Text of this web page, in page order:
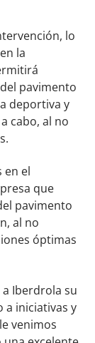
lo
la
pavimento
deportiva y
cabo, al no
en el
que
pavimento
al no
óptimas
Iberdrola su
a iniciativas y
venimos